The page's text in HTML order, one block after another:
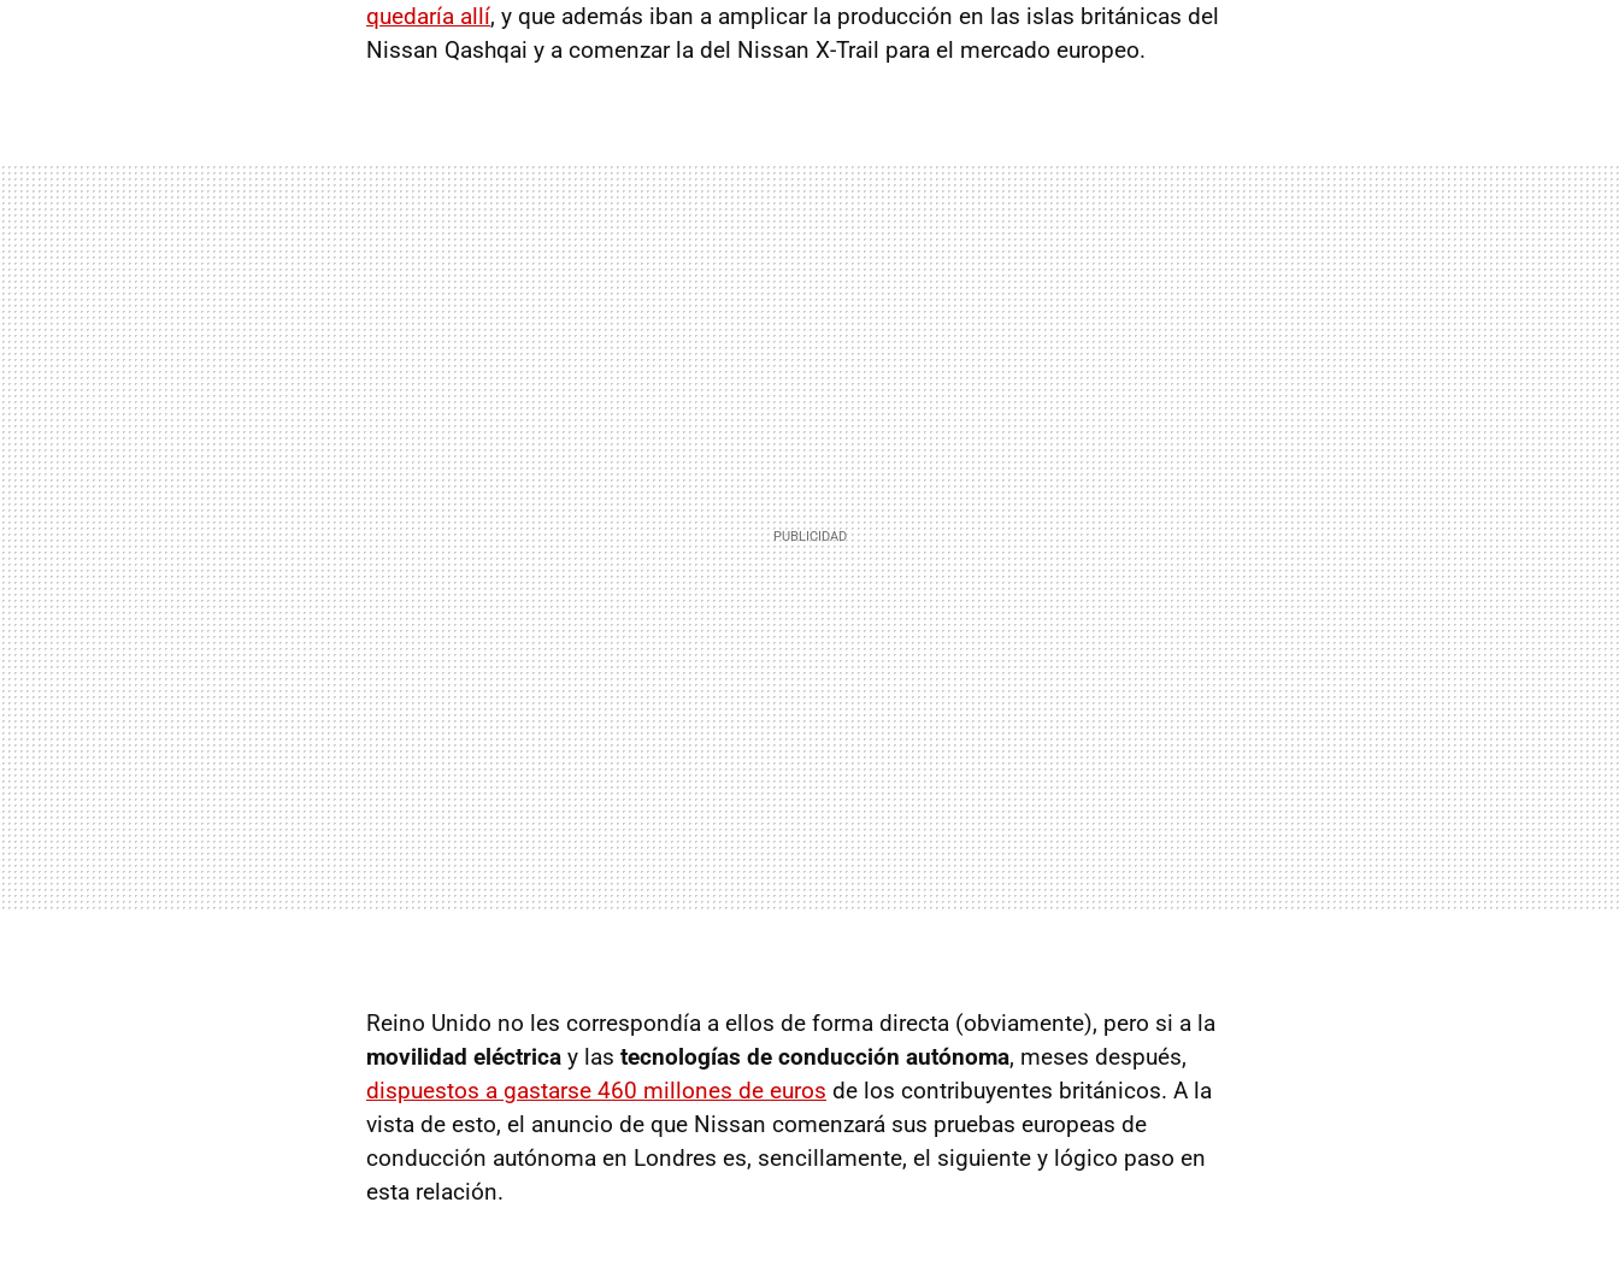
quedaría allí, y que además iban a amplicar la producción en las islas británicas del
Nissan Qashqai y a comenzar la del Nissan X-Trail para el mercado europeo.
Reino Unido no les correspondía a ellos de forma directa (obviamente), pero si a la
movilidad eléctrica y las tecnologías de conducción autónoma, meses después,
dispuestos a gastarse 460 millones de euros de los contribuyentes británicos. A la
vista de esto, el anuncio de que Nissan comenzará sus pruebas europeas de
conducción autónoma en Londres es, sencillamente, el siguiente y lógico paso en
esta relación.